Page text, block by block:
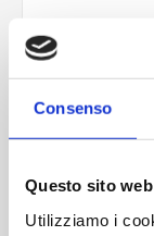
Consenso
Questo sito
Utilizziamo i
Please